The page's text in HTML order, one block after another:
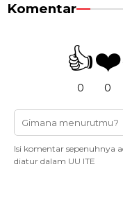
Komentar
👍
0
❤️
0
Isi komentar sepenuhnya
diatur dalam UU ITE